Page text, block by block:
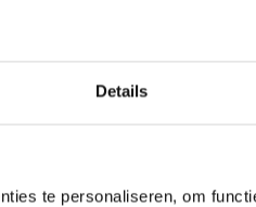
Details
te personaliseren, om